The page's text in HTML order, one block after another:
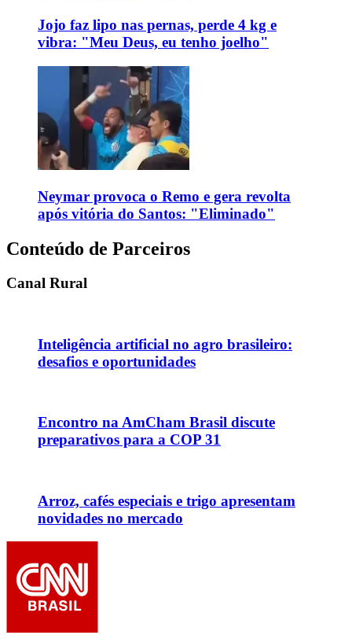
Jojo faz lipo nas pernas, perde 4 kg e
vibra: "Meu Deus, eu tenho joelho"
Neymar provoca o Remo e gera revolta
após vitória do Santos: "Eliminado"
Conteúdo de Parceiros
Canal Rural
Inteligência artificial no agro brasileiro:
desafios e oportunidades
Encontro na AmCham Brasil discute
preparativos para a COP 31
Arroz, cafés especiais e trigo apresentam
novidades no mercado